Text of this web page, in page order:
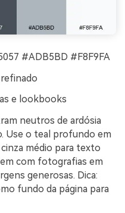
#ADB5BD #F8F9FA
e lookbooks
neutros de ardósia
Use o teal profundo em
médio para texto
com fotografias em
generosas. Dica:
fundo da página para